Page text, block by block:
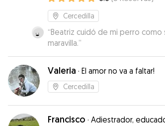
Cercedilla
“Beatriz cuidó de mi perro como
maravilla.”
Valeria · El amor no va a faltar!
Cercedilla
Francisco · Adiestrador,